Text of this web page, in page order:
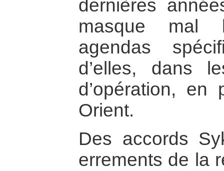
dernières
masque mal
agendas
d’elles, dans
d’opération, en
Orient.
Des accords
errements de la